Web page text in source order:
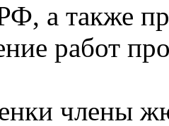
а также
работ
члены